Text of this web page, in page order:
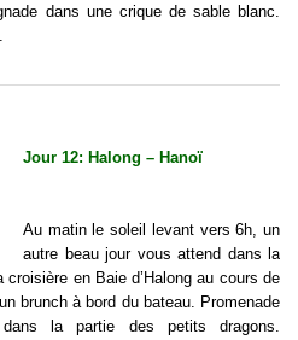
dans une crique de sable blanc.
Jour 12: Halong – Hanoï
Au matin le soleil levant vers 6h, un
autre beau jour vous attend dans la
croisière en Baie d’Halong au cours de
brunch à bord du bateau. Promenade
la partie des petits dragons.